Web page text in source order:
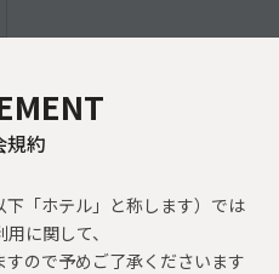
規約
「ホテル」と称します）では
に関して、
ので予めご了承くださいます